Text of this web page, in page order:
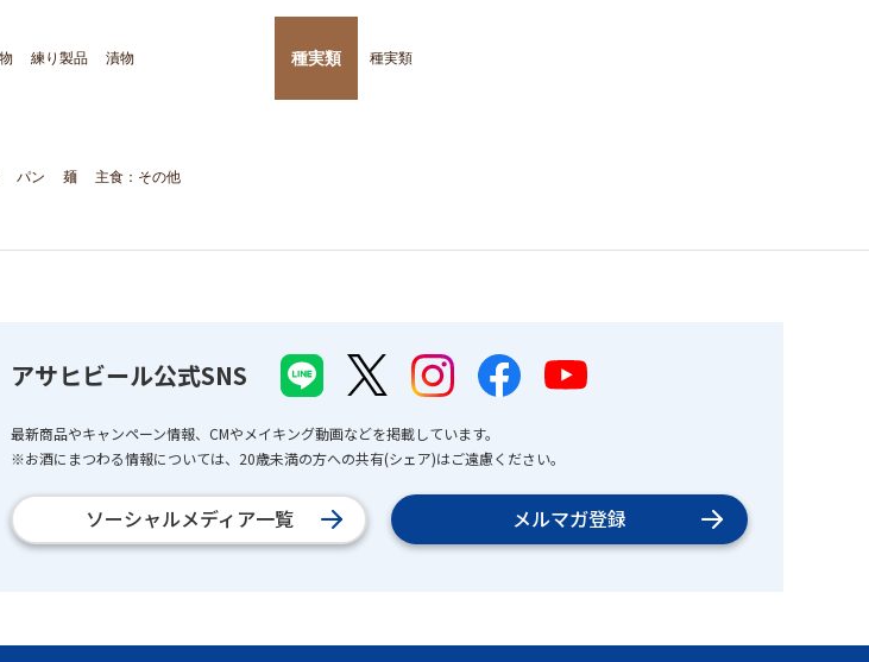
練り製品 漬物 種実類 種実類
パン 麺 主食：その他
アサヒビール公式SNS
最新商品やキャンペーン情報、CMやメイキング動画などを掲載しています。
※お酒にまつわる情報については、20歳未満の方への共有(シェア)はご遠慮ください。
ソーシャルメディア一覧 メルマガ登録